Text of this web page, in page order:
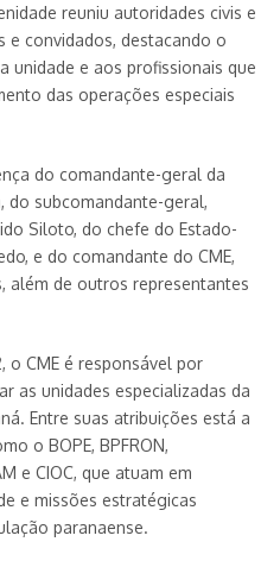
reuniu autoridades civis e
e convidados, destacando o
unidade e aos profissionais que
das operações especiais
do comandante-geral da
do subcomandante-geral,
Siloto, do chefe do Estado-
e do comandante do CME,
além de outros representantes
o CME é responsável por
as unidades especializadas da
Entre suas atribuições está a
o BOPE, BPFRON,
e CIOC, que atuam em
e missões estratégicas
paranaense.